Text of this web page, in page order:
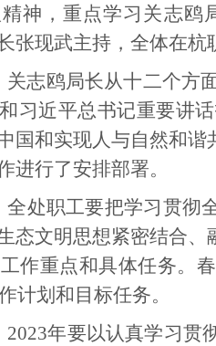
神，重点学习关志鸥
张现武主持，全体在
关志鸥局长从十二个方
习近平总书记重要讲
国和实现人与自然和
进行了安排部署。
全处职工要把学习贯彻
态文明思想紧密结合
作重点和具体任务。
计划和目标任务。
2023年要以认真学习贯